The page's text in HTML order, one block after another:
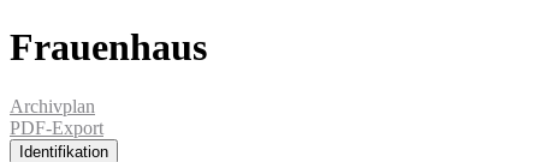
Frauenhaus
Archivplan
PDF-Export
Identifikation